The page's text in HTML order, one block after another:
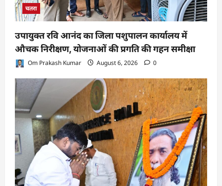
चतरा
उपायुक्त रवि आनंद का जिला पशुपालन कार्यालय में
औचक निरीक्षण, योजनाओं की प्रगति की गहन समीक्षा
Om Prakash Kumar August 6, 2026 0